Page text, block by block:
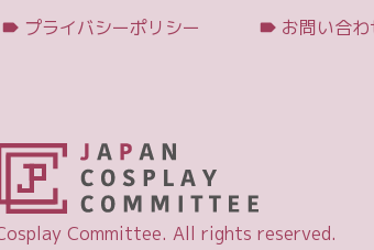
プライバシーポリシー お問い合わ
Committee. All rights reserved.